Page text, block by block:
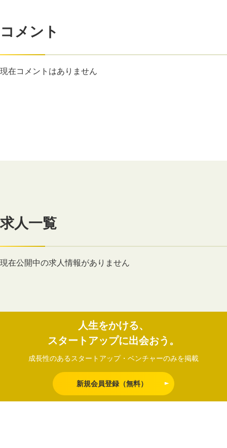
コメント
現在コメントはありません
求人一覧
現在公開中の求人情報がありません
人生をかける、
スタートアップに出会おう。
成長性のあるスタートアップ・ベンチャーのみを掲載
新規会員登録（無料）